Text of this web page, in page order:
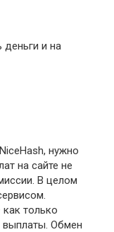
и на
нужно
на сайте не
В целом
только
выплаты. Обмен